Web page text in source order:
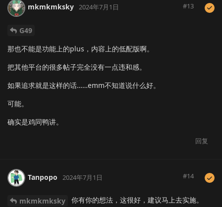
mkmkmksky 2024年7月1日 #13
G49
那也不能是功能上的plus，内容上的低配版啊。
把其他平台的很多帖子完全没有一点违和感。
如果追求就是这样的话……emm不知道说什么好。
可能。
确实是鸡同鸭讲。
回复
Tanpopo 2024年7月1日 #14
mkmkmksky 你有你的想法，这很好，建议马上去实施。